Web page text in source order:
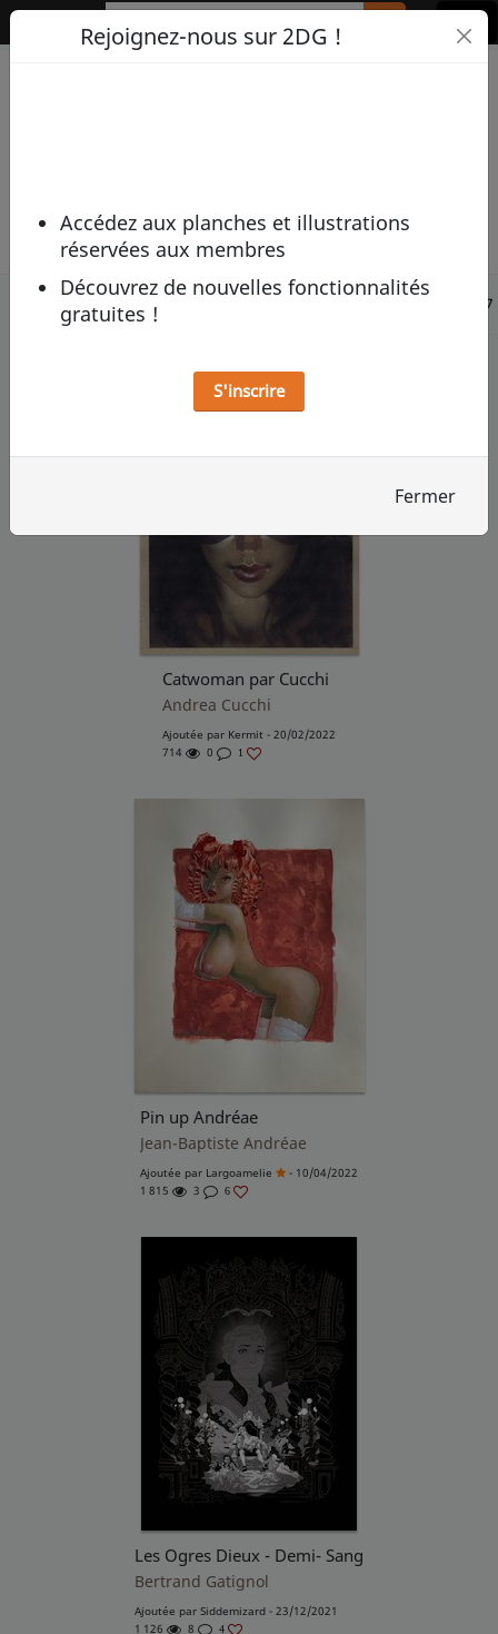
2DG Rejoignez-nous sur 2DG !
Accédez aux planches et illustrations
réservées aux membres
Découvrez de nouvelles fonctionnalités
gratuites !
S'inscrire
Fermer
87
Catwoman par Cucchi
Andrea Cucchi
Ajoutée par Kermit - 20/02/2022
714
0 1
Pin up Andréae
Jean-Baptiste Andréae
Ajoutée par Largoamelie
- 10/04/2022
1 815
3 6
Les Ogres Dieux - Demi- Sang
Bertrand Gatignol
Ajoutée par Siddemizard - 23/12/2021
1 126
8 4